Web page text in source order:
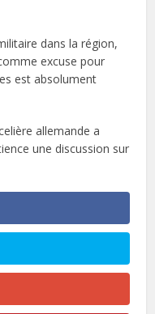
dans la région,
excuse pour
est absolument
allemande a
une discussion sur